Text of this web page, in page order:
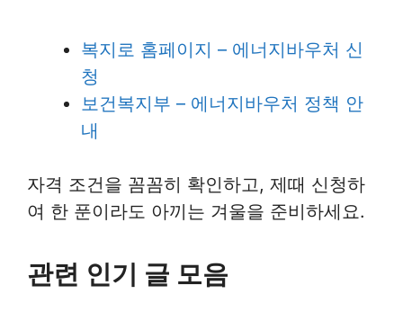
복지로 홈페이지 – 에너지바우처 신
청
보건복지부 – 에너지바우처 정책 안
내
자격 조건을 꼼꼼히 확인하고, 제때 신청하
여 한 푼이라도 아끼는 겨울을 준비하세요.
관련 인기 글 모음